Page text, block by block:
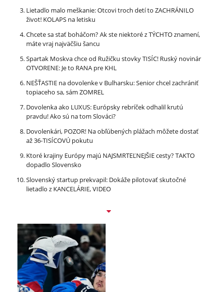
Lietadlo malo meškanie: Otcovi troch detí to ZACHRÁNILO
život! KOLAPS na letisku
Chcete sa stať boháčom? Ak ste niektoré z TÝCHTO znamení,
máte vraj najväčšiu šancu
Spartak Moskva chce od Ružičku stovky TISÍC! Ruský novinár
OTVORENE: Je to RANA pre KHL
NEŠŤASTIE na dovolenke v Bulharsku: Senior chcel zachrániť
topiaceho sa, sám ZOMREL
Dovolenka ako LUXUS: Európsky rebríček odhalil krutú
pravdu! Ako sú na tom Slováci?
Dovolenkári, POZOR! Na obľúbených plážach môžete dostať
až 36-TISÍCOVÚ pokutu
Ktoré krajiny Európy majú NAJSMRTEĽNEJŠIE cesty? TAKTO
dopadlo Slovensko
Slovenský startup prekvapil: Dokáže pilotovať skutočné
lietadlo z KANCELÁRIE, VIDEO